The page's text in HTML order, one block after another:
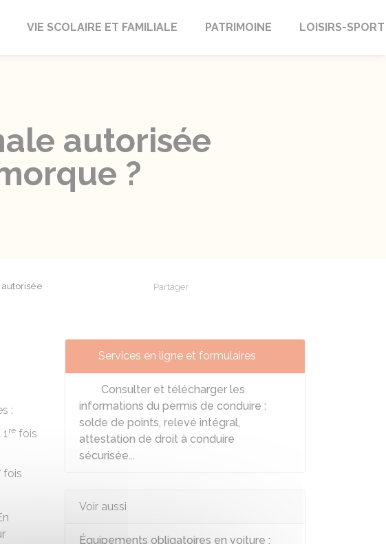
VIE SCOLAIRE ET FAMILIALE PATRIMOINE LOISIRS-SPORT
autorisée
?
Partager
:
re fois
fois
Services en ligne et formulaires
Consulter et télécharger les
informations du permis de conduire :
solde de points, relevé intégral,
attestation de droit à conduire
sécurisée...
Voir aussi
Équipements obligatoires en voiture :